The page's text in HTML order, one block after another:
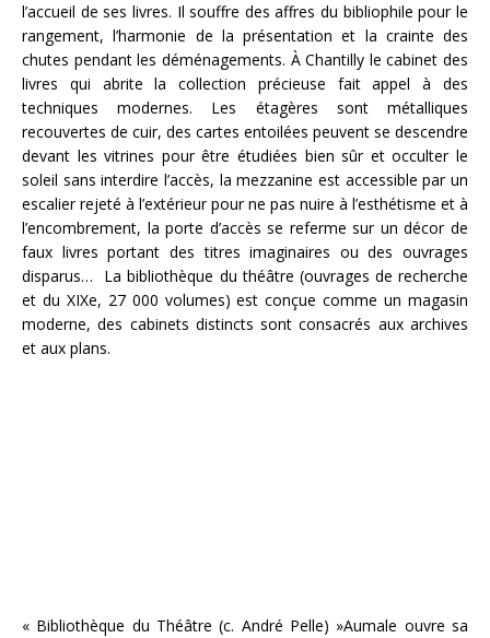
l’accueil de ses livres. Il souffre des affres du bibliophile pour le
rangement, l’harmonie de la présentation et la crainte des
chutes pendant les déménagements. À Chantilly le cabinet des
livres qui abrite la collection précieuse fait appel à des
techniques modernes. Les étagères sont métalliques
recouvertes de cuir, des cartes entoilées peuvent se descendre
devant les vitrines pour être étudiées bien sûr et occulter le
soleil sans interdire l’accès, la mezzanine est accessible par un
escalier rejeté à l’extérieur pour ne pas nuire à l’esthétisme et à
l’encombrement, la porte d’accès se referme sur un décor de
faux livres portant des titres imaginaires ou des ouvrages
disparus… La bibliothèque du théâtre (ouvrages de recherche
et du XIXe, 27 000 volumes) est conçue comme un magasin
moderne, des cabinets distincts sont consacrés aux archives
et aux plans.
« Bibliothèque du Théâtre (c. André Pelle) »Aumale ouvre sa